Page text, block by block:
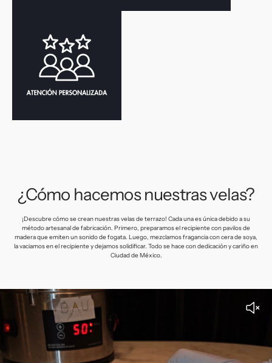
¿Cómo hacemos nuestras velas?
¡Descubre cómo se crean nuestras velas de terrazo! Cada una es única debido a su
método artesanal de fabricación. Primero, preparamos el recipiente con pavilos de
madera que emiten un sonido de fogata. Luego, mezclamos fragancia con cera de soya,
la vaciamos en el recipiente y dejamos solidificar. Todo se hace con dedicación y cariño en
Ciudad de México.